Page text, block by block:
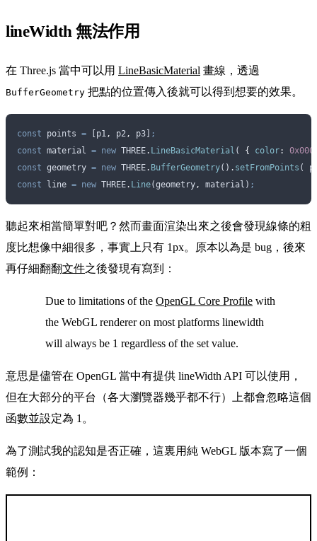
lineWidth 無法作用
在 Three.js 當中可以用 LineBasicMaterial 畫線，透過
BufferGeometry 把點的位置傳入後就可以得到想要的效果。
const points = p1, p2, p3
;
const material = new THREE. LineBasicMaterial ( { color:
const geometry = new THREE. BufferGeometry() . setFromPoints (
const line = new THREE. Line(geometry, material ) ;
聽起來相當簡單對吧？然而畫面渲染出來之後會發現線條的粗
度比想像中細很多，事實上只有 1px。原本以為是 bug，後來
再仔細翻翻文件之後發現有寫到：
Due to limitations of the OpenGL Core Profile with
the WebGL renderer on most platforms linewidth
will always be 1 regardless of the set value.
意思是儘管在 OpenGL 當中有提供 lineWidth API 可以使用，
但在大部分的平台（各大瀏覽器幾乎都不行）上都會忽略這個
函數並設定為 1。
為了測試我的認知是否正確，這裏用純 WebGL 版本寫了一個
範例：